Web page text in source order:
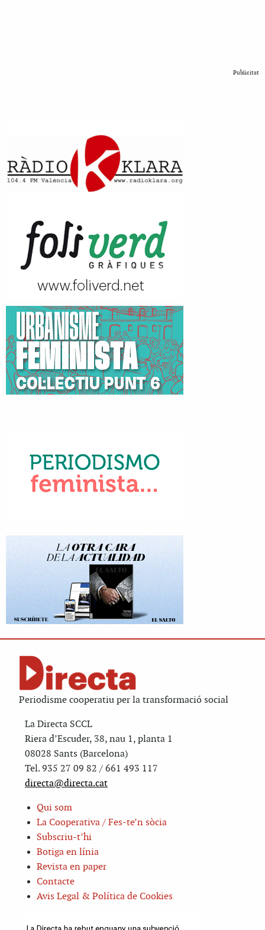
Publicitat
Periodisme cooperatiu per la transformació social
La Directa SCCL
Riera d’Escuder, 38, nau 1, planta 1
08028 Sants (Barcelona)
Tel. 935 27 09 82 / 661 493 117
directa@directa.cat
Qui som
La Cooperativa / Fes-te’n sòcia
Subscriu-t’hi
Botiga en línia
Revista en paper
Contacte
Avis Legal & Política de Cookies